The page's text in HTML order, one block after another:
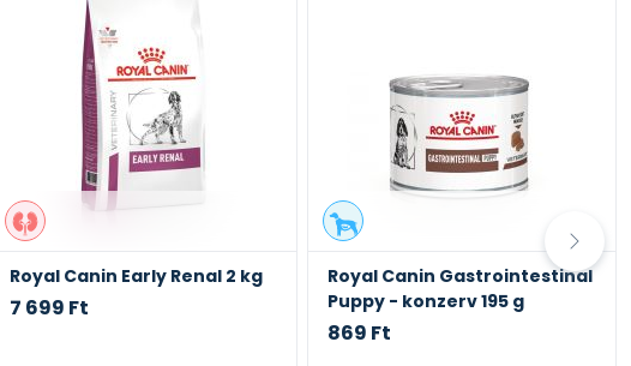
L-
Royal Canin Early Renal 2 kg
7 699 Ft
Royal Canin Gastrointestinal
Puppy - konzerv 195 g
869 Ft